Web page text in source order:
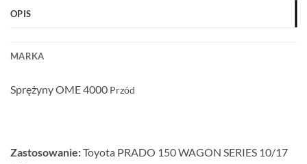
OPIS
MARKA
Sprężyny OME 4000 Przód
Zastosowanie:Toyota PRADO 150 WAGON SERIES 10/17